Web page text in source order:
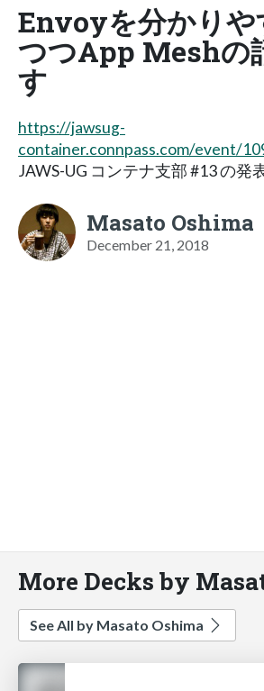
Envoyを分かりや
つつApp Meshの
す
https://jawsug-
container.connpass.com/event/
JAWS-UG コンテナ支部 #13 の発
Masato Oshima
December 21, 2018
More Decks by
See All by Masato Oshima